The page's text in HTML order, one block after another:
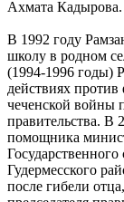
Ахмата Кадырова.
В 1992 году
школу в родном
(1994-1996 годы)
действиях
чеченской войны
правительства. В
помощника
Гудермесского
после гибели